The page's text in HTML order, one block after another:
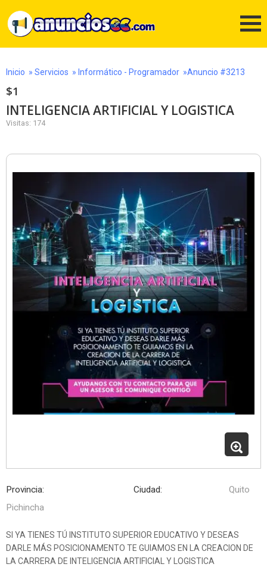
Inicio » Servicios » Informático - Programador »Anuncio #3213
$1
INTELIGENCIA ARTIFICIAL Y LOGISTICA
Visitas: 174
Provincia:
Pichincha
Ciudad: Quito
SI YA TIENES TÚ INSTITUTO SUPERIOR EDUCATIVO Y DESEAS
DARLE MÁS POSICIONAMENTO TE GUIAMOS EN LA CREACION DE
LA CARRERA DE INTELIGENCIA ARTIFICIAL Y LOGISTICA